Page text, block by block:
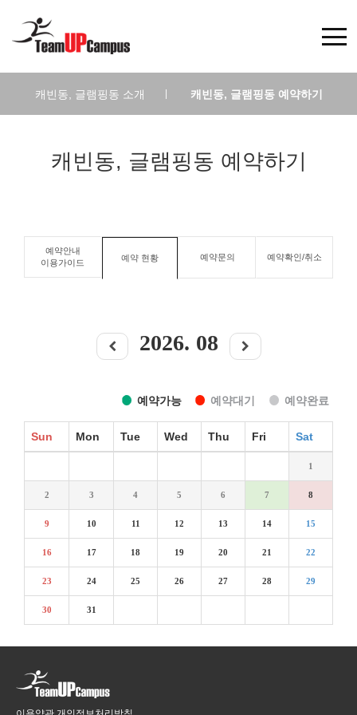
캐빈동, 글램핑동 소개 캐빈동, 글램핑동 예약하기
캐빈동, 글램핑동 예약하기
예약안내
이용가이드
예약 현황 예약문의 예약확인/취소
2026. 08
예약가능 예약대기 예약완료
Sun Mon Tue Wed Thu Fri Sat
1
2 3 4 5 6 7 8
9 10 11 12 13 14 15
16 17 18 19 20 21 22
23 24 25 26 27 28 29
30 31